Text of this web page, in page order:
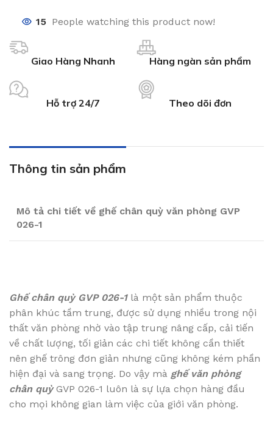
15 People watching this product now!
Giao Hàng Nhanh Hàng ngàn sản phẩm
Hỗ trợ 24/7 Theo dõi đơn
Thông tin sản phẩm
Mô tả chi tiết về ghế chân quỳ văn phòng GVP
026-1
Ghế chân quỳ GVP 026-1là một sản phẩm thuộc
phân khúc tầm trung, được sử dụng nhiều trong nội
thất văn phòng nhờ vào tập trung nâng cấp, cải tiến
về chất lượng, tối giản các chi tiết không cần thiết
nên ghế trông đơn giản nhưng cũng không kém phần
hiện đại và sang trọng. Do vậy mà ghế văn phòng
chân quỳGVP 026-1 luôn là sự lựa chọn hàng đầu
cho mọi không gian làm việc của giới văn phòng.